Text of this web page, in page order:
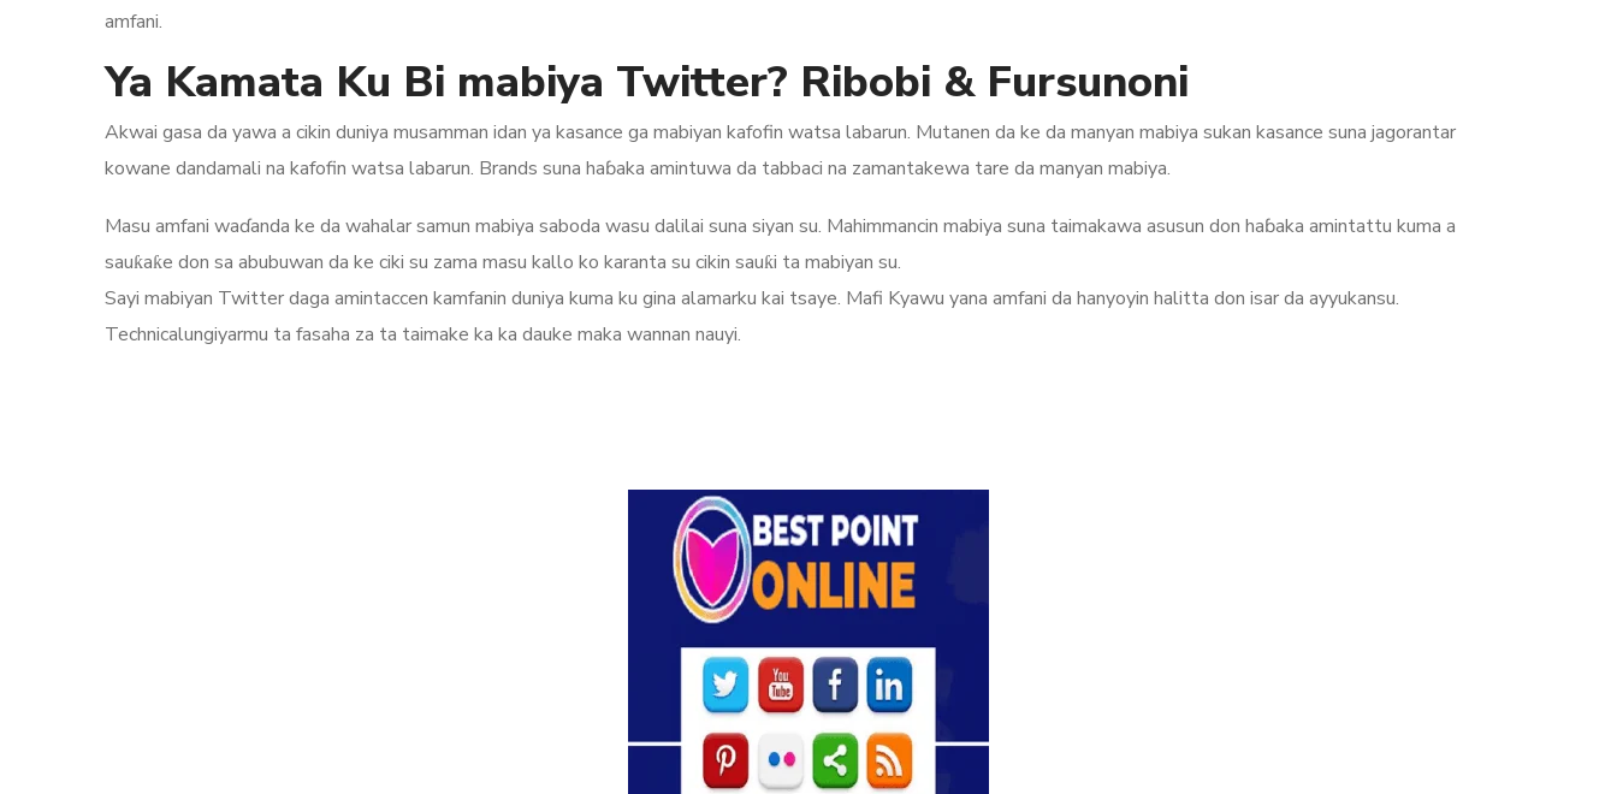
amfani.
Ya Kamata Ku Bi mabiya Twitter? Ribobi & Fursunoni
Akwai gasa da yawa a cikin duniya musamman idan ya kasance ga mabiyan kafofin watsa labarun. Mutanen da ke da manyan mabiya sukan kasance suna jagorantar
kowane dandamali na kafofin watsa labarun. Brands suna haɓaka amintuwa da tabbaci na zamantakewa tare da manyan mabiya.
Masu amfani waɗanda ke da wahalar samun mabiya saboda wasu dalilai suna siyan su. Mahimmancin mabiya suna taimakawa asusun don haɓaka amintattu kuma a
sauƙaƙe don sa abubuwan da ke ciki su zama masu kallo ko karanta su cikin sauƙi ta mabiyan su.
Sayi mabiyan Twitter daga amintaccen kamfanin duniya kuma ku gina alamarku kai tsaye. Mafi Kyawu yana amfani da hanyoyin halitta don isar da ayyukansu.
Technicalungiyarmu ta fasaha za ta taimake ka ka dauke maka wannan nauyi.